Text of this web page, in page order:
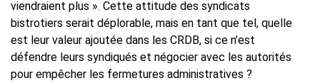
viendraient plus ». Cette attitude des syndicats
bistrotiers serait déplorable, mais en tant que tel, quelle
est leur valeur ajoutée dans les CRDB, si ce n’est
défendre leurs syndiqués et négocier avec les autorités
pour empêcher les fermetures administratives ?